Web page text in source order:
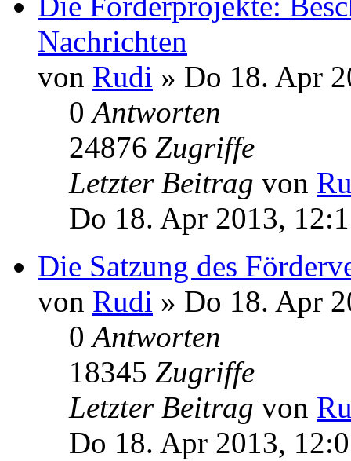
Nachrichten
von Rudi » Do 18. Apr
0Antworten
24876 Zugriffe
Letzter Beitrag von
Do 18. Apr 2013,
Die Satzung des
von Rudi » Do 18. Apr
0Antworten
18345 Zugriffe
Letzter Beitrag von
Do 18. Apr 2013,